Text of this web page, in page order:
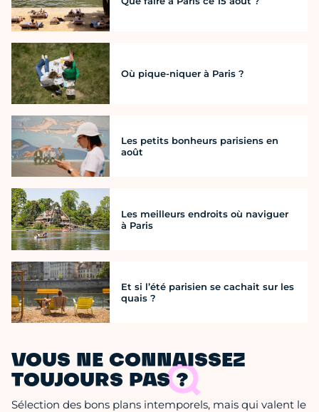
Où pique-niquer à Paris ?
Les petits bonheurs parisiens en
août
Les meilleurs endroits où naviguer
à Paris
Et si l’été parisien se cachait sur les
quais ?
VOUS NE CONNAISSEZ
TOUJOURS PAS ?
Sélection des bons plans intemporels, mais qui valent le